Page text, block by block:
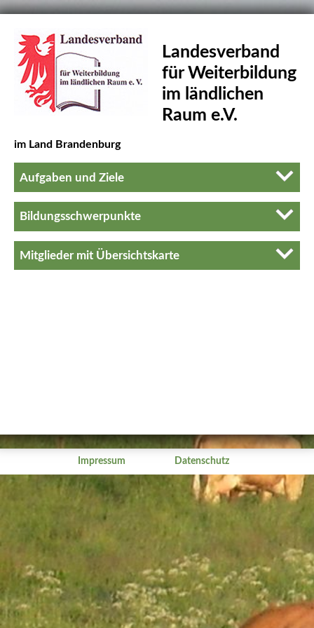
Landesverband
für Weiterbildung
im ländlichen
Raum e.V.
im Land Brandenburg
Aufgaben und Ziele
Bildungsschwerpunkte
Mitglieder mit Übersichtskarte
Impressum Datenschutz